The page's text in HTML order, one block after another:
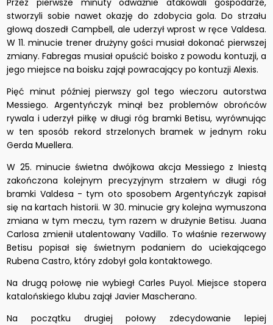
Przez pierwsze minuty odważnie atakowali gospodarze,
stworzyli sobie nawet okazję do zdobycia gola. Do strzału
głową doszedł Campbell, ale uderzył wprost w ręce Valdesa.
W 11. minucie trener drużyny gości musiał dokonać pierwszej
zmiany. Fabregas musiał opuścić boisko z powodu kontuzji, a
jego miejsce na boisku zajął powracający po kontuzji Alexis.
Pięć minut później pierwszy gol tego wieczoru autorstwa
Messiego. Argentyńczyk minął bez problemów obrońców
rywala i uderzył piłkę w długi róg bramki Betisu, wyrównując
w ten sposób rekord strzelonych bramek w jednym roku
Gerda Muellera.
W 25. minucie świetna dwójkowa akcja Messiego z Iniestą
zakończona kolejnym precyzyjnym strzałem w długi róg
bramki Valdesa - tym oto sposobem Argentyńczyk zapisał
się na kartach historii. W 30. minucie gry kolejna wymuszona
zmiana w tym meczu, tym razem w drużynie Betisu. Juana
Carlosa zmienił utalentowany Vadillo. To właśnie rezerwowy
Betisu popisał się świetnym podaniem do uciekającego
Rubena Castro, który zdobył gola kontaktowego.
Na drugą połowę nie wybiegł Carles Puyol. Miejsce stopera
katalońskiego klubu zajął Javier Mascherano.
Na początku drugiej połowy zdecydowanie lepiej